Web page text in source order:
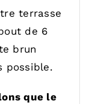
terrasse
de 6
brun
possible.
que le